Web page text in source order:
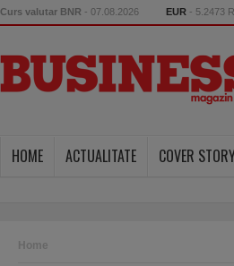
Curs valutar BNR - 07.08.2026 EUR - 5.2473
HOME ACTUALITATE COVER
Home